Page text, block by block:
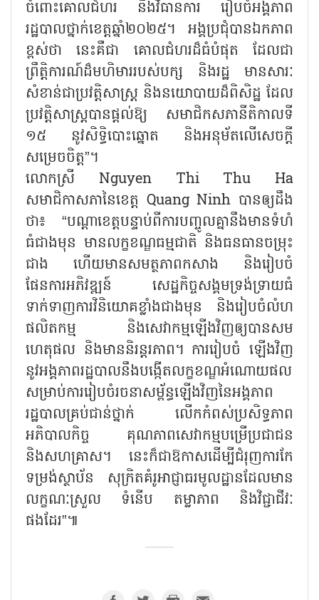
ចំពោះគោលជំហរ និងវិធានការ រៀបចំអង្គភាព
រដ្ឋបាលថ្នាក់ខេត្តឆ្នាំ២០២៥។ អង្គប្រជុំបានឯកភាព
ខ្ពស់ថា នេះគឺជា គោលជំហរដ៏ធំបំផុត ដែលជា
ព្រឹត្តិការណ៍ដ៏មហិមាររបស់បក្ស និងរដ្ឋ មានសារៈ
សំខាន់ជាប្រវត្តិសាស្ត្រ និងនយោបាយដ៏ពិសិដ្ឋ ដែល
ប្រវត្តិសាស្ត្របានផ្តល់ឱ្យ សមាជិកសភានីតិកាលទី
១៥ នូវសិទ្ធិបោះឆ្នោត និងអនុម័តលើសេចក្តី
សម្រេចចិត្ត”។
លោកស្រី Nguyen Thi Thu Ha
សមាជិកាសភានៃខេត្ត Quang Ninh បានឲ្យដឹង
ថា៖ “បណ្ដាខេត្តបន្ទាប់ពីការបញ្ចូលគ្នានឹងមានទំហំ
ធំជាងមុន មានលក្ខខណ្ឌធម្មជាតិ និងធនធានចម្រុះ
ជាង ហើយមានសមត្ថភាពកសាង និងរៀបចំ
ផែនការអភិវឌ្ឍន៍ សេដ្ឋកិច្ចសង្គមទ្រង់ទ្រាយធំ
ទាក់ទាញការវិនិយោគខ្លាំងជាងមុន និងរៀបចំលំហ
ផលិតកម្ម និងសេវាកម្មឡើងវិញឲ្យបានសម
ហេតុផល និងមាននិរន្តរភាព។ ការរៀបចំ ឡើងវិញ
នូវអង្គភាពរដ្ឋបាលនឹងបង្កើតលក្ខខណ្ឌអំណោយផល
សម្រាប់ការរៀបចំរចនាសម្ព័ន្ធឡើងវិញនៃអង្គភាព
រដ្ឋបាលគ្រប់ជាន់ថ្នាក់ លើកកំពស់ប្រសិទ្ធភាព
អភិបាលកិច្ច គុណភាពសេវាកម្មបម្រើប្រជាជន
និងសហគ្រាស។ នេះក៏ជាឱកាសដើម្បីជំរុញការកែ
ទម្រង់ស្ថាប័ន សុក្រិតគំរូអាជ្ញាធរមូលដ្ឋានដែលមាន
លក្ខណៈស្រួល ទំនើប តម្លាភាព និងវិជ្ជាជីវៈ
ផងដែរ”៕